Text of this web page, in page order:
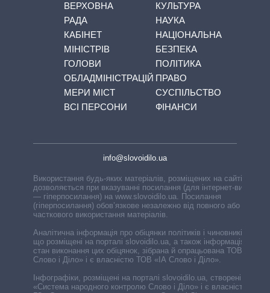
ВЕРХОВНА
РАДА
КАБІНЕТ
МІНІСТРІВ
ГОЛОВИ
ОБЛАДМІНІСТРАЦІЙ
МЕРИ МІСТ
ВСІ ПЕРСОНИ
КУЛЬТУРА
НАУКА
НАЦІОНАЛЬНА
БЕЗПЕКА
ПОЛІТИКА
ПРАВО
СУСПІЛЬСТВО
ФІНАНСИ
info@slovoidilo.ua
Використання будь-яких матеріалів, розміщених на сайті,
дозволяється при вказуванні посилання (для інтернет-видань
— гіперпосилання) на www.slovoidilo.ua. Посилання
(гіперпосилання) обов’язкове незалежно від повного або
часткового використання матеріалів.
Аналітична інформація про обіцянки політиків і чиновників,
що розміщені на порталі slovoidilo.ua, а також інформація про
стан виконання цих обіцянок, зібрана й опрацьована ТОВ «ІА
Слово і Діло» і є власністю ТОВ «ІА Слово і Діло».
Інфографіки, розміщені на порталі slovoidilo.ua, створені ГО
«Система народного контролю Слово і Діло» і є власністю